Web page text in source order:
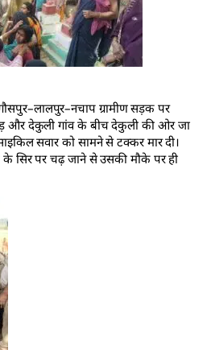
ग्रामीण सड़क पर
और देकुली गांव के बीच देकुली की ओर जा
सवार को सामने से टक्कर मार दी।
के सिर पर चढ़ जाने से उसकी मौके पर ही